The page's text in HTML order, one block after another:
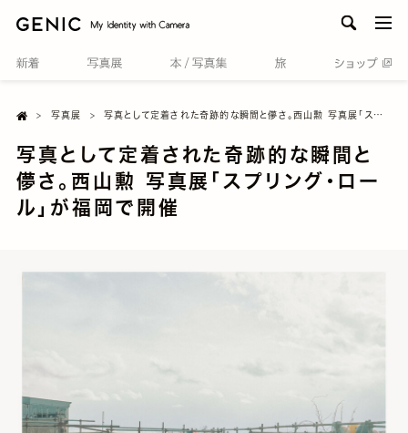
 Home写真展 写真として定着された奇跡的な瞬間と儚さ。西山勲 写真展「スプリング・ロール」が福岡で開催
写真として定着された奇跡的な瞬間と
儚さ。西山勲 写真展「スプリング・ロー
ル」が福岡で開催